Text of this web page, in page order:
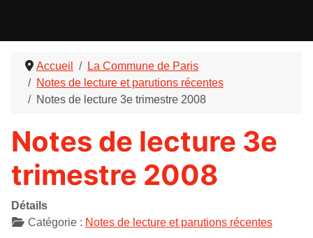
Accueil
La Commune de Paris
Notes de lecture et parutions récentes
Notes de lecture 3e trimestre 2008
Notes de lecture 3e
trimestre 2008
Détails
Catégorie : Notes de lecture et parutions récentes